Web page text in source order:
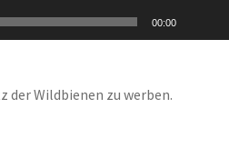
00:00
der Wildbienen zu werben.